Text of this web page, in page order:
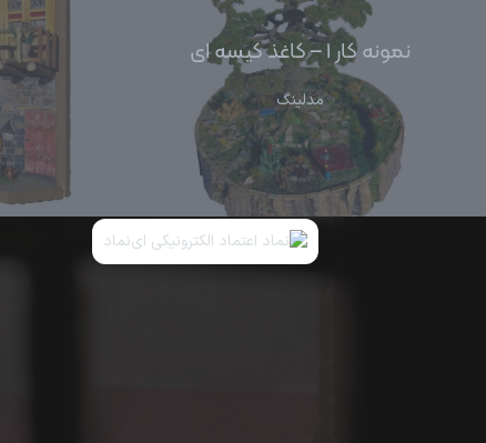
نمونه کار ۱ – کاغذ کیسه ای
مدلینگ
در قالب ماکت‌های هنری
تولید و عرضه ماکت‌های مینیاتوری با الهام از معماری اصیل
ایران، ساخته‌شده در کارگاه هنری واقع در پارک جنگلی گلپایگان.
نماد اعتماد الکترونیکی